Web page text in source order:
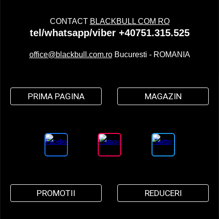
CONTACT BLACKBULL COM RO
tel/whatsapp/viber +40751.315.525
office@blackbull.com.roBucuresti - ROMANIA
PRIMA PAGINA MAGAZIN
PROMOTII REDUCERI